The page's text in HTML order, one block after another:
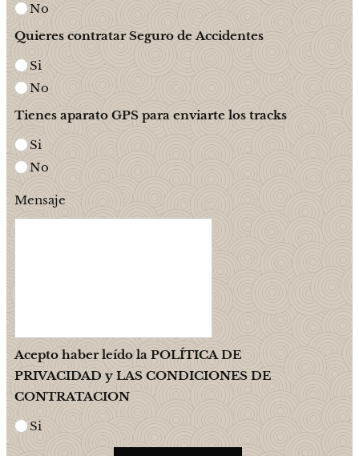
No
Quieres contratar Seguro de Accidentes
Si
No
Tienes aparato GPS para enviarte los tracks
Si
No
Mensaje
Acepto haber leído la POLÍTICA DE
PRIVACIDAD y LAS CONDICIONES DE
CONTRATACION
Si